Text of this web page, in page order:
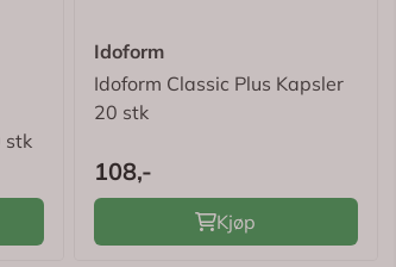
stk
Idoform
Idoform Classic Plus Kapsler
20 stk
108,-
Kjøp